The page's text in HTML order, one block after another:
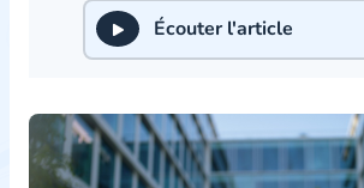
Écouter l'article